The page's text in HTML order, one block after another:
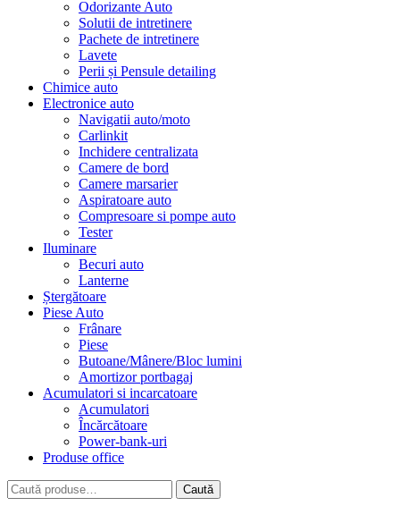
Odorizante Auto
Solutii de intretinere
Pachete de intretinere
Lavete
Perii și Pensule detailing
Chimice auto
Electronice auto
Navigatii auto/moto
Carlinkit
Inchidere centralizata
Camere de bord
Camere marsarier
Aspiratoare auto
Compresoare si pompe auto
Tester
Iluminare
Becuri auto
Lanterne
Ștergătoare
Piese Auto
Frânare
Piese
Butoane/Mânere/Bloc lumini
Amortizor portbagaj
Acumulatori si incarcatoare
Acumulatori
Încărcătoare
Power-bank-uri
Produse office
Caută
după:
Caută